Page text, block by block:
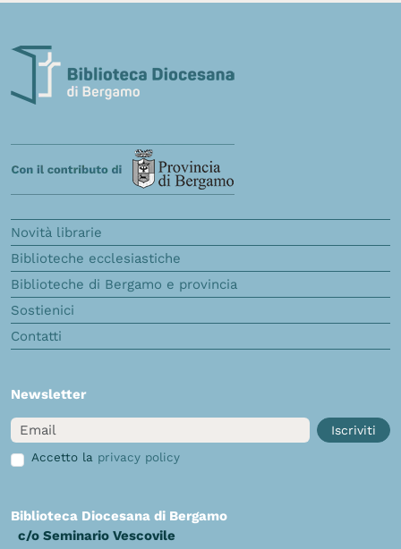
Novità librarie
Biblioteche ecclesiastiche
Biblioteche di Bergamo e provincia
Sostienici
Contatti
Newsletter
Email
Iscriviti
Accetto la privacy policy
Biblioteca Diocesana di Bergamo
c/o Seminario Vescovile